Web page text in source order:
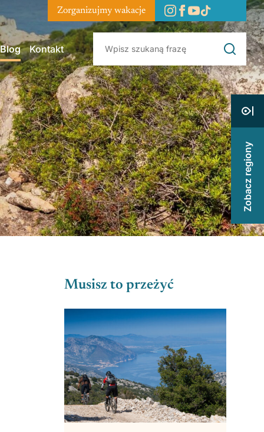
Blog Kontakt
Zorganizujmy wakacje
Musisz to przeżyć
Zobacz regiony